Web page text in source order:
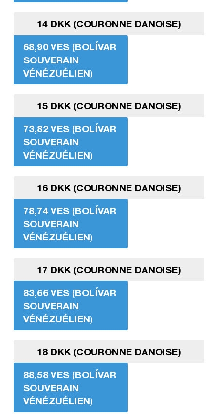
14 DKK (COURONNE DANOISE)
68,90 VES (BOLÍVAR
SOUVERAIN
VÉNÉZUÉLIEN)
15 DKK (COURONNE DANOISE)
73,82 VES (BOLÍVAR
SOUVERAIN
VÉNÉZUÉLIEN)
16 DKK (COURONNE DANOISE)
78,74 VES (BOLÍVAR
SOUVERAIN
VÉNÉZUÉLIEN)
17 DKK (COURONNE DANOISE)
83,66 VES (BOLÍVAR
SOUVERAIN
VÉNÉZUÉLIEN)
18 DKK (COURONNE DANOISE)
88,58 VES (BOLÍVAR
SOUVERAIN
VÉNÉZUÉLIEN)